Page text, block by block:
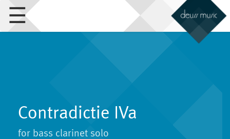
☰
Contradictie IVa
for bass clarinet solo